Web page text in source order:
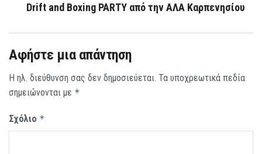
Drift and Boxing PARTY από την ΑΛΑ Καρπενησίου
Αφήστε μια απάντηση
Η ηλ. διεύθυνση σας δεν δημοσιεύεται. Τα υποχρεωτικά πεδία
σημειώνονται με *
Σχόλιο *